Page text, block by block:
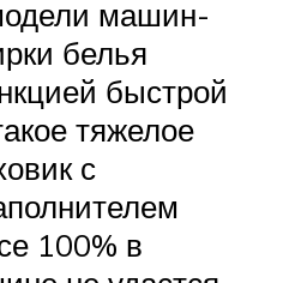
машин-
белья
быстрой
тяжелое
с
100% в